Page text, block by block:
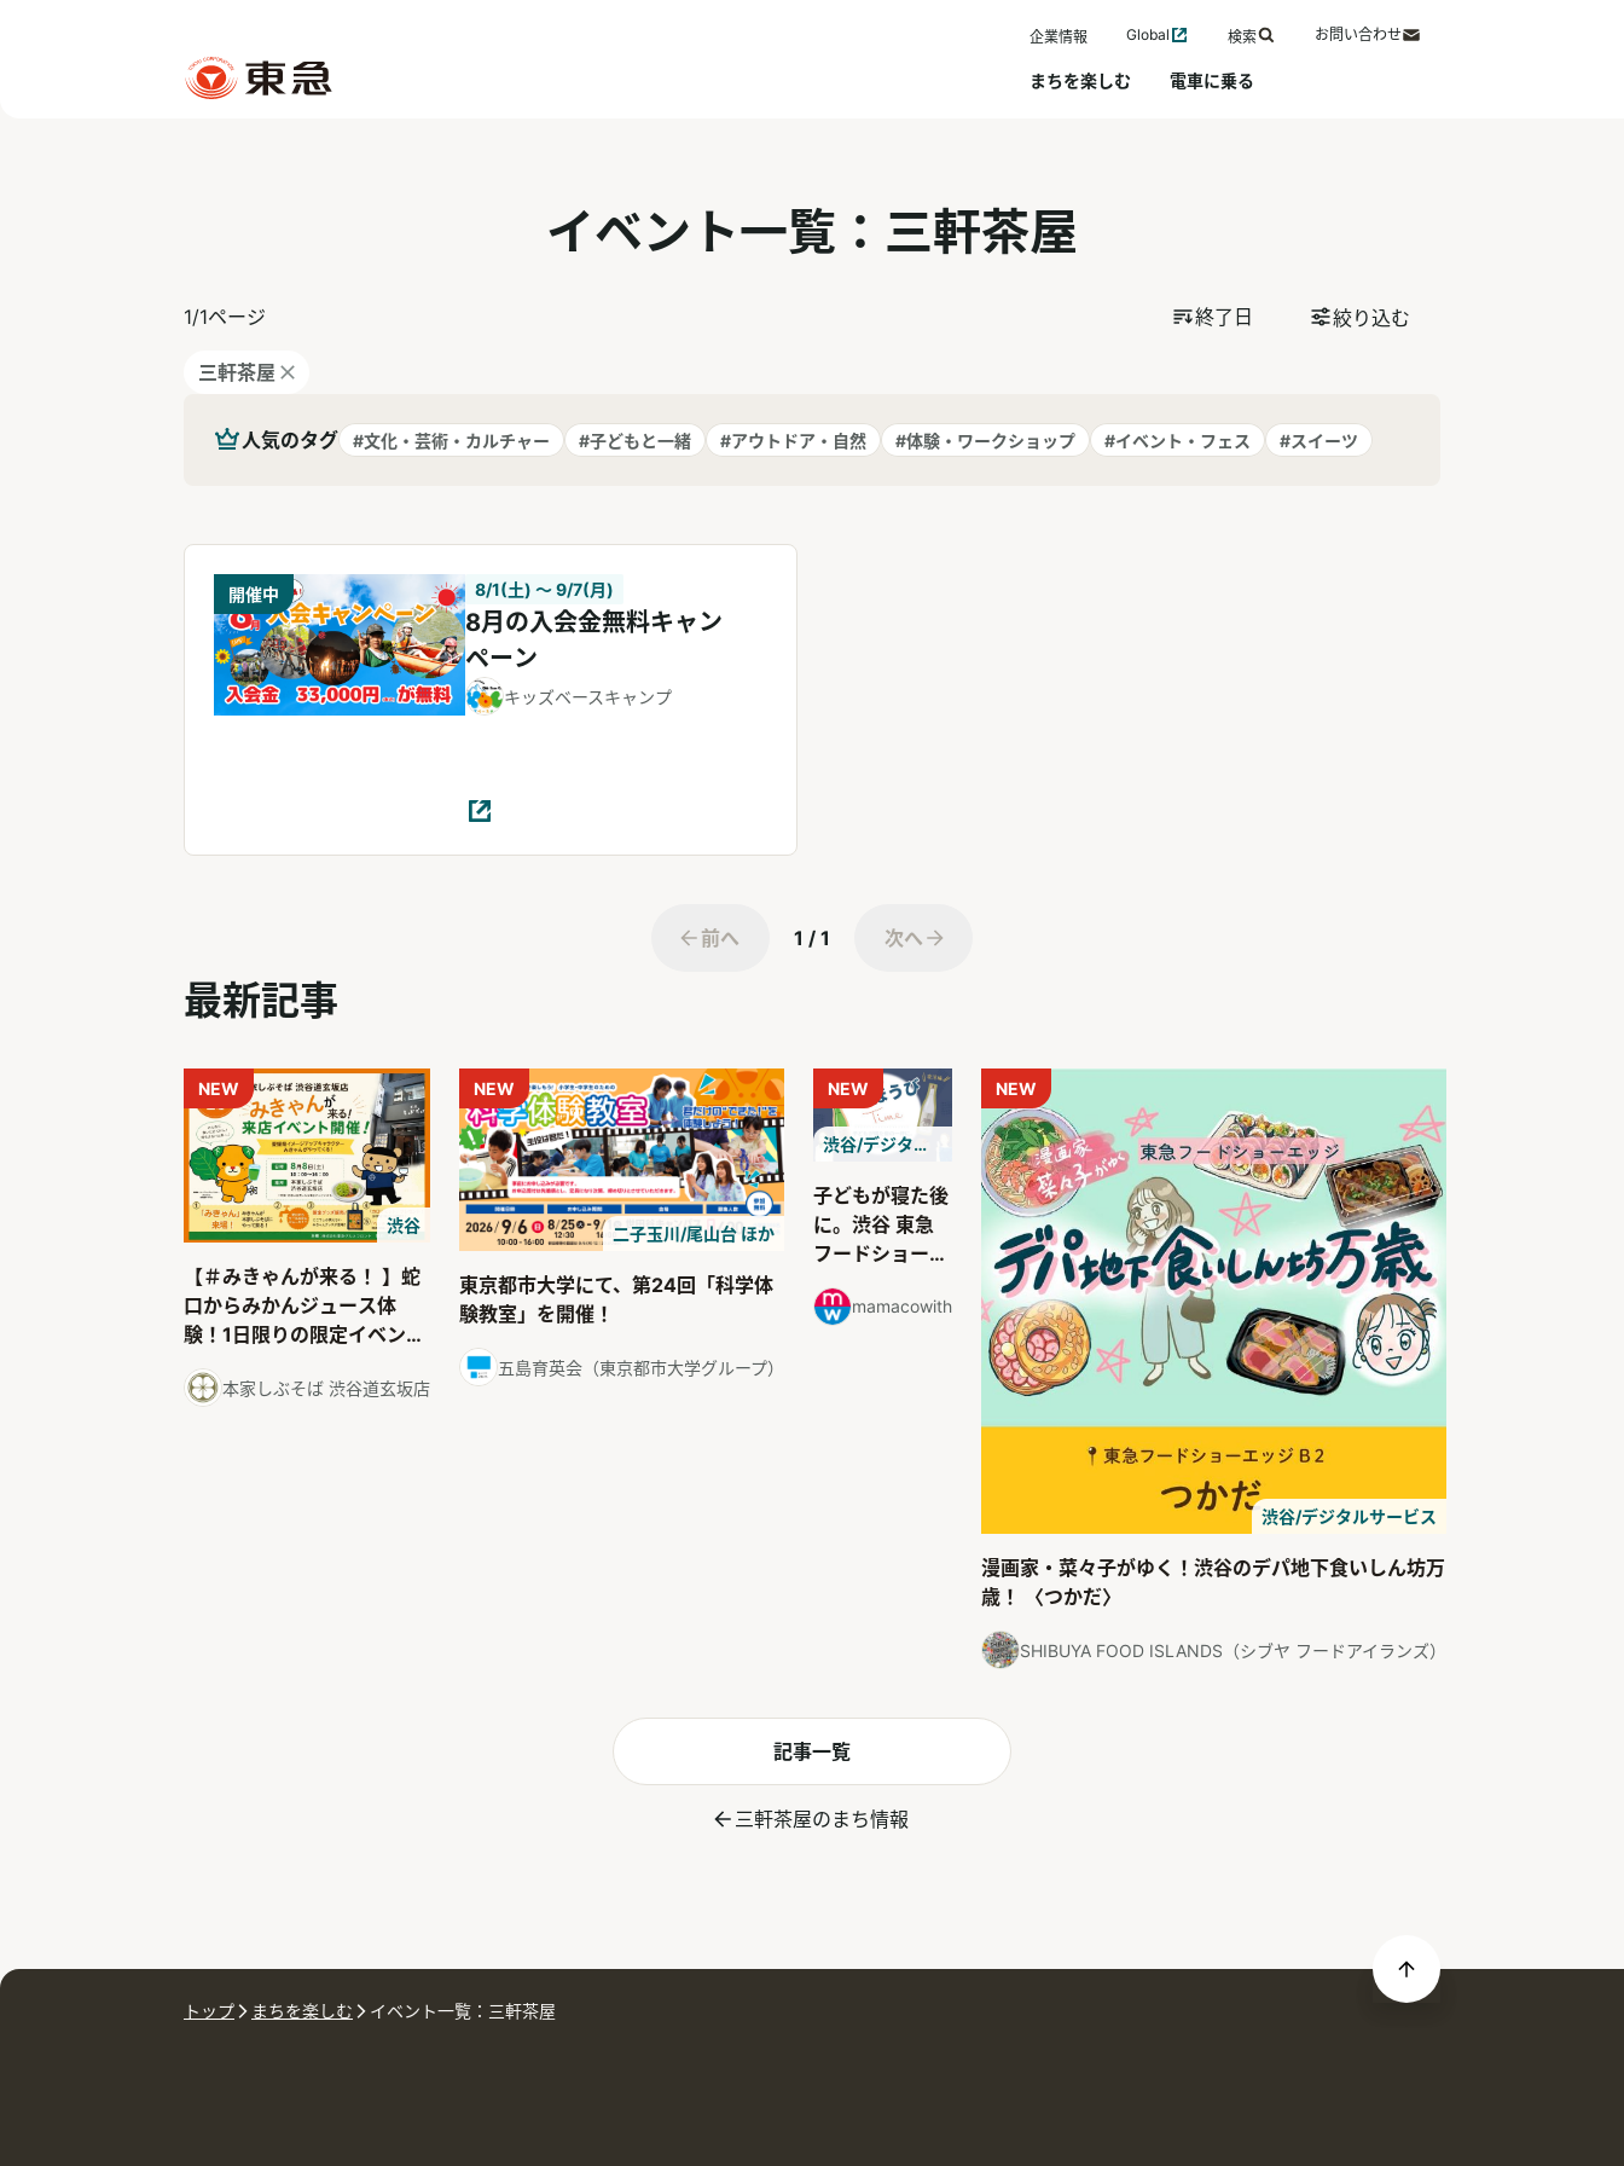
企業情報 Global 検索 お問い合わせ
まちを楽しむ 電車に乗る
イベント一覧：三軒茶屋
1/1ページ 終了日 絞り込む
三軒茶屋
人気のタグ #文化・芸術・カルチャー #子どもと一緒 #アウトドア・自然 #体験・ワークショップ #イベント・フェス #スイーツ
開催中 8/1(土) 〜 9/7(月)
8月の入会金無料キャン
ペーン
キッズベースキャンプ
前へ 1 / 1 次へ
最新記事
NEW
渋谷
【＃みきゃんが来る！ 】蛇
口からみかんジュース体
験！1日限りの限定イベント
令和８年８月８日（土）開
催
本家しぶそば 渋谷道玄坂店
NEW
二子玉川/尾山台 ほか
東京都市大学にて、第24回「科学体
験教室」を開催！
五島育英会（東京都市大学グループ）
NEW
渋谷/デジタルサービス
子どもが寝た後
に。渋谷 東急
フードショーで
見つけたごほう
び時間のお酒4
mamacowith
NEW
渋谷/デジタルサービス
漫画家・菜々子がゆく！渋谷のデパ地下食いしん坊万
歳！ 〈つかだ〉
SHIBUYA FOOD ISLANDS（シブヤ フードアイランズ）
記事一覧
三軒茶屋のまち情報
トップ まちを楽しむ イベント一覧：三軒茶屋